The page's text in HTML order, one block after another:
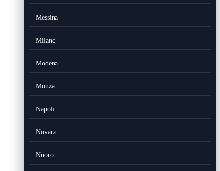
Messina
Milano
Modena
Monza
Napoli
Novara
Nuoro